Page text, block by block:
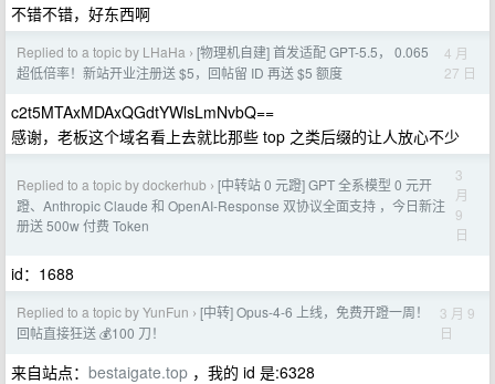
不错不错，好东西啊
Replied to a topic by LHaHa › [物理机自建] 首发适配 GPT-5.5， 0.065
超低倍率！新站开业注册送 $5，回帖留 ID 再送 $5 额度
4 月
27 日
c2t5MTAxMDAxQGdtYWlsLmNvbQ==
感谢，老板这个域名看上去就比那些 top 之类后缀的让人放心不少
Replied to a topic by dockerhub › [中转站 0 元蹬] GPT 全系模型 0 元开
蹬、Anthropic Claude 和 OpenAI-Response 双协议全面支持 ，今日新注
册送 500w 付费 Token
3
月
9
日
id：1688
Replied to a topic by YunFun › [中转] Opus-4-6 上线，免费开蹬一周！
回帖直接狂送 💰100 刀！
3 月 9
日
来自站点： bestaigate.top ，我的 id 是:6328